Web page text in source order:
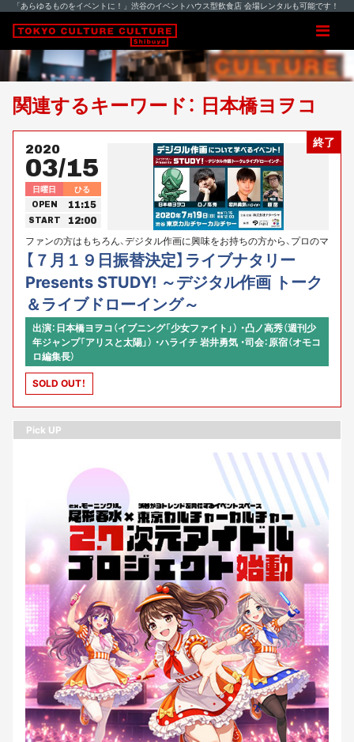
「あらゆるものをイベントに！」渋谷のイベントハウス型飲食店 会場レンタルも可能です！
関連するキーワード： 日本橋ヨヲコ
終了
2020
03/15
日曜日 ひる
OPEN 11:15
START 12:00
ファンの方はもちろん、デジタル作画に興味をお持ちの方から、プロのマ
ンガ家を目指している方まで、どなたでも楽しく～STUDY! ～できるイ
ベントです。
【７月１９日振替決定】ライブナタリー
Presents STUDY! ～デジタル作画 トーク
＆ライブドローイング～
出演：日本橋ヨヲコ（イブニング「少女ファイト」） ・凸ノ高秀（週刊少
年ジャンプ「アリスと太陽」） ・ハライチ 岩井勇気 ・司会：原宿（オモコ
ロ編集長）
SOLD OUT！
Pick UP